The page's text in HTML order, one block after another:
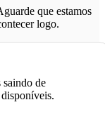
que estamos
logo.
saindo de